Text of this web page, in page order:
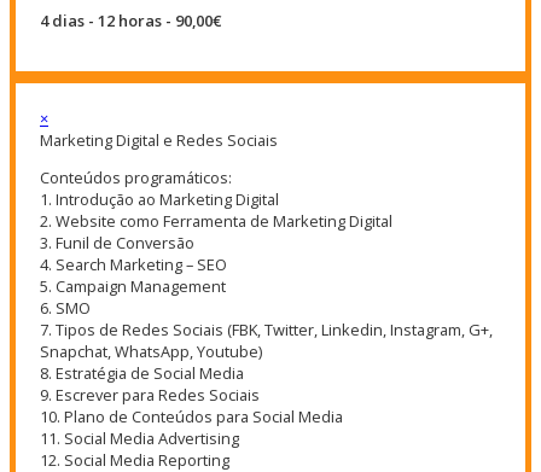
4 dias - 12 horas - 90,00€
×
Marketing Digital e Redes Sociais
Conteúdos programáticos:
1. Introdução ao Marketing Digital
2. Website como Ferramenta de Marketing Digital
3. Funil de Conversão
4. Search Marketing – SEO
5. Campaign Management
6. SMO
7. Tipos de Redes Sociais (FBK, Twitter, Linkedin, Instagram, G+,
Snapchat, WhatsApp, Youtube)
8. Estratégia de Social Media
9. Escrever para Redes Sociais
10. Plano de Conteúdos para Social Media
11. Social Media Advertising
12. Social Media Reporting